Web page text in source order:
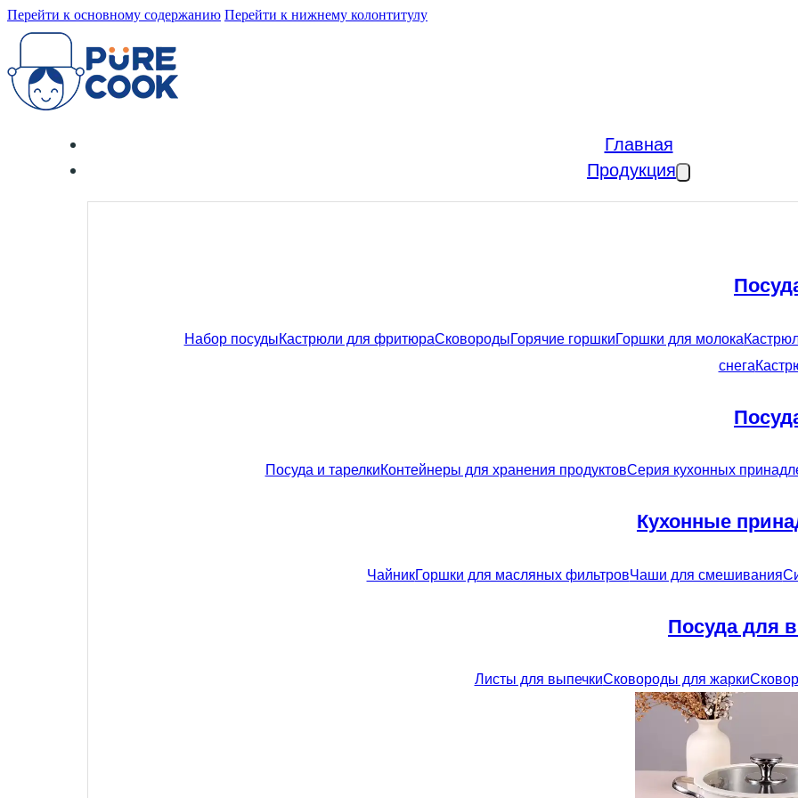
Перейти к основному содержанию Перейти к нижнему колонтитулу
Главная
Продукция
Набор посудыКастрюли для фритюраСковородыГорячие горшкиГоршки для молока
снега
Посуда и тарелкиКонтейнеры для хранения продуктовСерия кухонных
Кухонные
ЧайникГоршки для масляных фильтровЧаши для смешивания
Посуда для
Листы для выпечкиСковороды для жарки